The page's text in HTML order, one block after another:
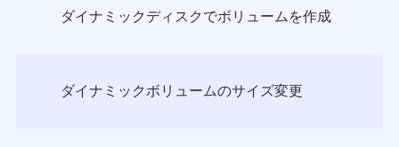
ダイナミックディスクでボリュームを作成
ダイナミックボリュームのサイズ変更